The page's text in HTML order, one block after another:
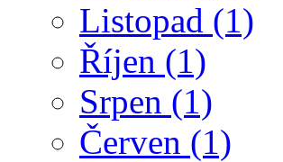
Listopad (1)
Říjen (1)
Srpen (1)
Červen (1)